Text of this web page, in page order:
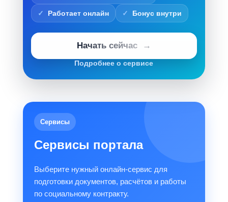
Работает онлайн Бонус внутри
Начать сейчас
Подробнее о сервисе
Сервисы
Сервисы портала
Выберите нужный онлайн-сервис для
подготовки документов, расчётов и работы
по социальному контракту.